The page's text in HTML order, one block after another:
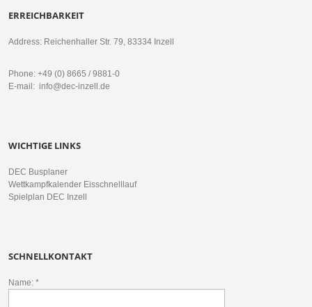
ERREICHBARKEIT
Address: Reichenhaller Str. 79, 83334 Inzell
Phone: +49 (0) 8665 / 9881-0
E-mail: info@dec-inzell.de
WICHTIGE LINKS
DEC Busplaner
Wettkampfkalender Eisschnelllauf
Spielplan DEC Inzell
SCHNELLKONTAKT
Name: *